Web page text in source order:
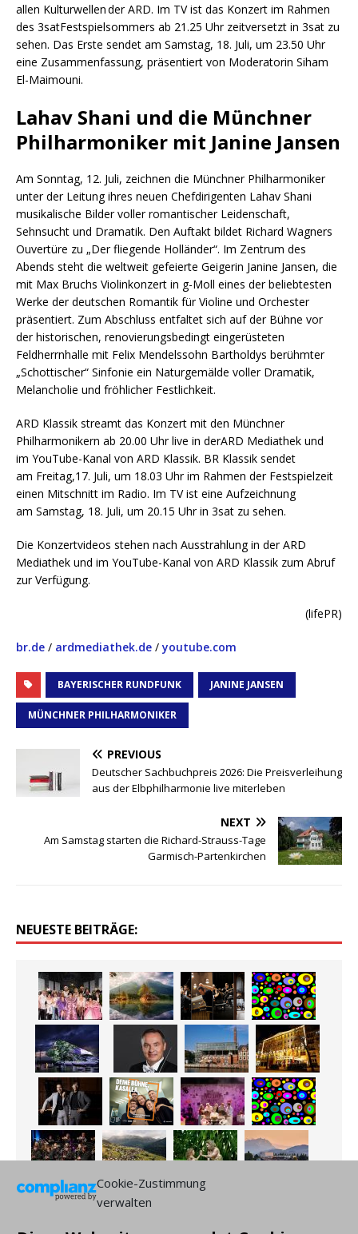
Cookie-Zustimmung
verwalten
allen Kulturwellen der ARD. Im TV ist das Konzert im Rahmen
des 3satFestspielsommers ab 21.25 Uhr zeitversetzt in 3sat zu
sehen. Das Erste sendet am Samstag, 18. Juli, um 23.50 Uhr
eine Zusammenfassung, präsentiert von Moderatorin Siham
El-Maimouni.
Lahav Shani und die Münchner
Philharmoniker mit Janine Jansen
Am Sonntag, 12. Juli, zeichnen die Münchner Philharmoniker
unter der Leitung ihres neuen Chefdirigenten Lahav Shani
musikalische Bilder voller romantischer Leidenschaft,
Sehnsucht und Dramatik. Den Auftakt bildet Richard Wagners
Ouvertüre zu „Der fliegende Holländer“. Im Zentrum des
Abends steht die weltweit gefeierte Geigerin Janine Jansen, die
mit Max Bruchs Violinkonzert in g-Moll eines der beliebtesten
Werke der deutschen Romantik für Violine und Orchester
präsentiert. Zum Abschluss entfaltet sich auf der Bühne vor
der historischen, renovierungsbedingt eingerüsteten
Feldherrnhalle mit Felix Mendelssohn Bartholdys berühmter
„Schottischer“ Sinfonie ein Naturgemälde voller Dramatik,
Melancholie und fröhlicher Festlichkeit.
ARD Klassik streamt das Konzert mit den Münchner
Philharmonikern ab 20.00 Uhr live in derARD Mediathek und
im YouTube-Kanal von ARD Klassik. BR Klassik sendet
am Freitag,17. Juli, um 18.03 Uhr im Rahmen der Festspielzeit
einen Mitschnitt im Radio. Im TV ist eine Aufzeichnung
am Samstag, 18. Juli, um 20.15 Uhr in 3sat zu sehen.
Die Konzertvideos stehen nach Ausstrahlung in der ARD
Mediathek und im YouTube-Kanal von ARD Klassik zum Abruf
zur Verfügung.
(lifePR)
br.de / ardmediathek.de /youtube.com
BAYERISCHER RUNDFUNK JANINE JANSEN
MÜNCHNER PHILHARMONIKER
PREVIOUS
Deutscher Sachbuchpreis 2026: Die Preisverleihung
aus der Elbphilharmonie live miterleben
NEXT
Am Samstag starten die Richard-Strauss-Tage
Garmisch-Partenkirchen
NEUESTE BEITRÄGE: